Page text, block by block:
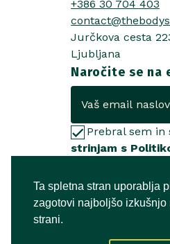
Ta spletna stran uporablja
zagotovi najboljšo izkušnjo
strani.
+386 30 704 403
Jurčkova cesta
Ljubljana
Naročite se na
Prebral sem in
strinjam s